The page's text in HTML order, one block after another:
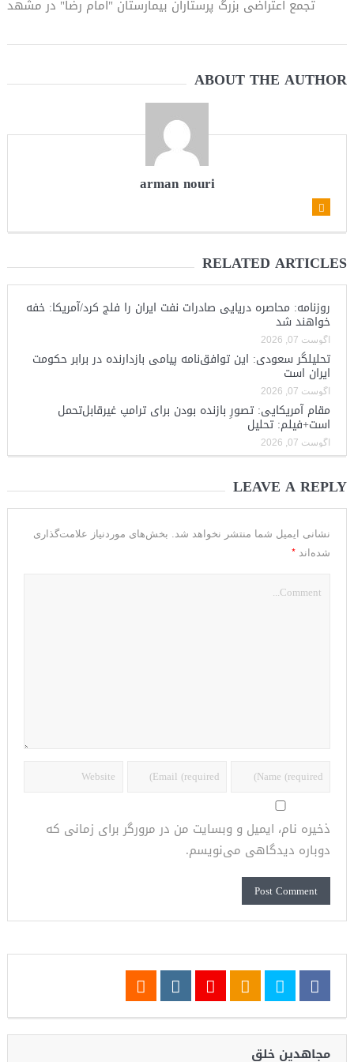
تجمع اعتراضی بزرگ پرستاران بیمارستان "امام رضا" در مشهد
ABOUT THE AUTHOR
arman nouri
RELATED ARTICLES
روزنامه: محاصره دریایی صادرات نفت ایران را فلج کرد/آمریکا: خفه
خواهند شد
آگوست 07, 2026
تحلیلگر سعودی: این توافق‌نامه پیامی بازدارنده در برابر حکومت
ایران است
آگوست 07, 2026
مقام آمریکایی: تصورِ بازنده بودن برای ترامپ غیرقابل‌تحمل
است+فیلم: تحلیل
آگوست 07, 2026
LEAVE A REPLY
نشانی ایمیل شما منتشر نخواهد شد.
بخش‌های موردنیاز علامت‌گذاری
شده‌اند *
ذخیره نام، ایمیل و وبسایت من در مرورگر برای زمانی که
دوباره دیدگاهی می‌نویسم.
مجاهدین خلق